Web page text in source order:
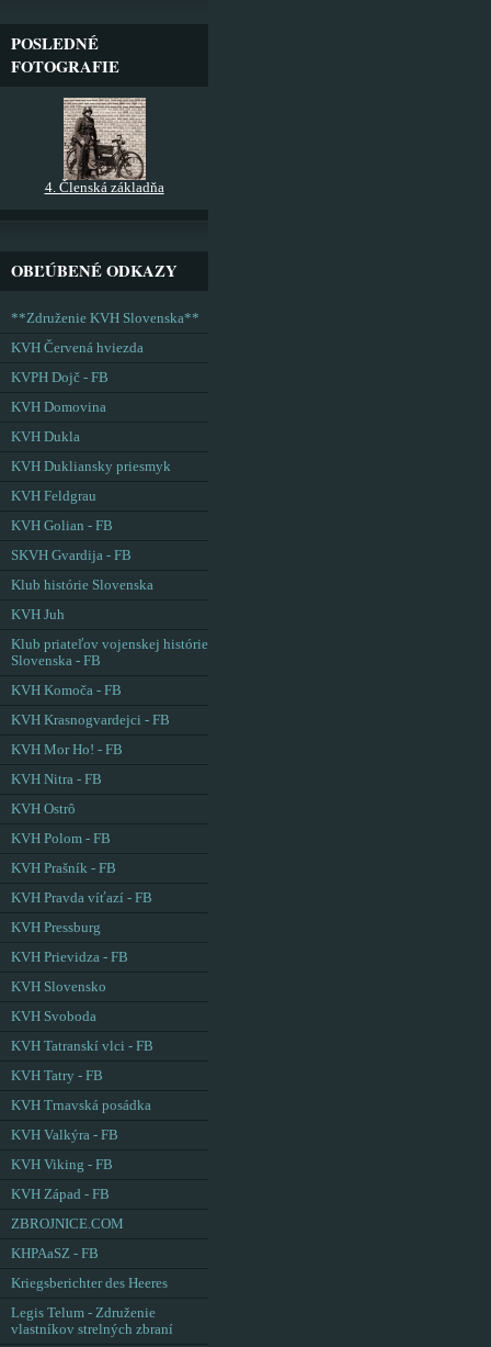
POSLEDNÉ
FOTOGRAFIE
4. Členská základňa
OBĽÚBENÉ ODKAZY
**Združenie KVH Slovenska**
KVH Červená hviezda
KVPH Dojč - FB
KVH Domovina
KVH Dukla
KVH Dukliansky priesmyk
KVH Feldgrau
KVH Golian - FB
SKVH Gvardija - FB
Klub histórie Slovenska
KVH Juh
Klub priateľov vojenskej histórie
Slovenska - FB
KVH Komoča - FB
KVH Krasnogvardejci - FB
KVH Mor Ho! - FB
KVH Nitra - FB
KVH Ostrô
KVH Polom - FB
KVH Prašník - FB
KVH Pravda víťazí - FB
KVH Pressburg
KVH Prievidza - FB
KVH Slovensko
KVH Svoboda
KVH Tatranskí vlci - FB
KVH Tatry - FB
KVH Trnavská posádka
KVH Valkýra - FB
KVH Viking - FB
KVH Západ - FB
ZBROJNICE.COM
KHPAaSZ - FB
Kriegsberichter des Heeres
Legis Telum - Združenie
vlastníkov strelných zbraní